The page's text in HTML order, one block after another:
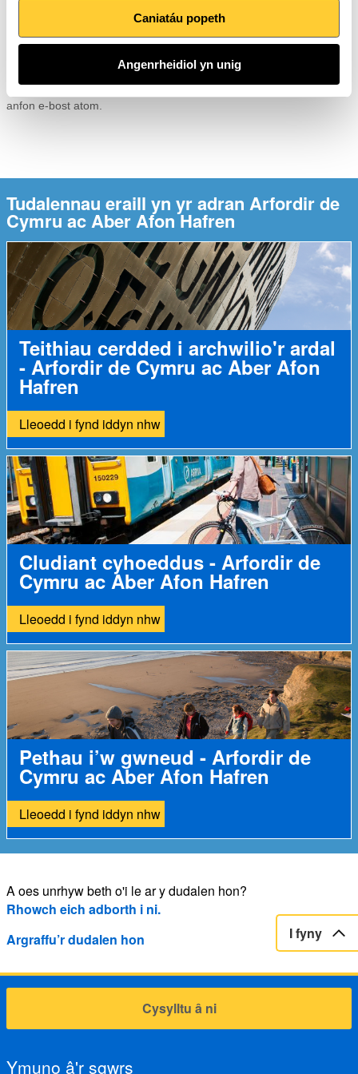
Caniatáu popeth
Angenrheidiol yn unig
Arfordir Cymru
Gallwch gysylltu â mi gydag unrhyw gwestiynau neu ymholiadau
sy’n ymwneud â Llwybr Arfordir Cymru drwy glicio arCysylltu â ni
anfon e-bost atom.
Tudalennau eraill yn yr adran Arfordir de
Cymru ac Aber Afon Hafren
Teithiau cerdded i archwilio'r ardal
- Arfordir de Cymru ac Aber Afon
Hafren
Lleoedd i fynd iddyn nhw
Cludiant cyhoeddus - Arfordir de
Cymru ac Aber Afon Hafren
Lleoedd i fynd iddyn nhw
Pethau i’w gwneud - Arfordir de
Cymru ac Aber Afon Hafren
Lleoedd i fynd iddyn nhw
A oes unrhyw beth o'i le ar y dudalen hon?
Rhowch eich adborth i ni.
Argraffu’r dudalen hon
I fyny
Cysylltu â ni
Ymuno â'r sgwrs